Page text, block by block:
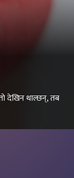
देखिन थाल्छन्, तब